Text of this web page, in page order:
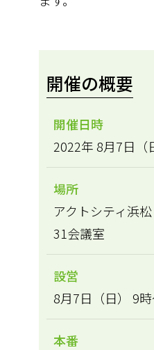
開催の概要
開催日時
2022年 8月7日（
場所
アクトシティ浜
31会議室
設営
8月7日（日） 9
本番